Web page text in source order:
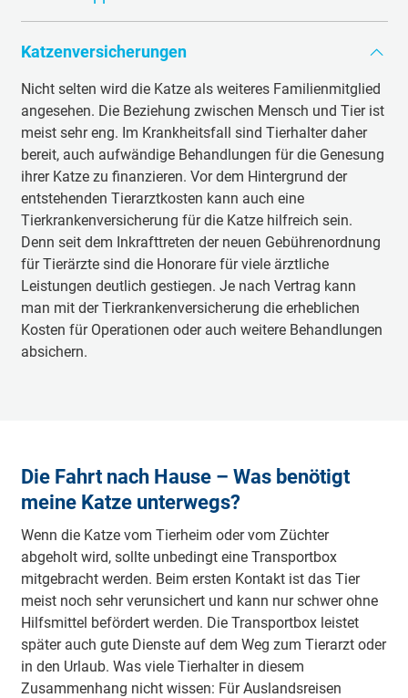
welche Katzenstreu bei ihnen eingesetzt wird. Die
ins neue Umfeld erheblich erleichtern. Katzen sind
ausgeprägte Gewohnheitstiere.
Entsprechend groß ist das Produktangebot im
Fachhandel. Manches Katzenspielzeug funktioniert
sogar elektrisch.Oft lösen aber auch simple
echte Begeisterung aus.
regelmäßig mit Bürsten, Kämmen oder
Katzen diese Art der Führsorge. Zum anderen ist die
regelmäßige Fellpflege bei bestimmten Katzenrassenmit
langem Fell eine unvermeidliche Notwendigkeit. In
diesem Zusammenhang kann auch eine Fusselrolle für
die Polstermöbel gute Dienste leisten.
vielleicht auch bereit, den Einbau einer Katzenklappe zu
Gewinn an Eigenständigkeit. In der Stadt ist diese Art von
Freigang allerdings meist nicht möglich oder einfach zu
gefährlich. Hier müssen Katzen mit gezielten
Vorsorgemaßnahmen am Verlassen der heimischen
Räumlichkeiten gehindert werden. Für offenstehende
Fenster sind spezielle Schutzgitter erhältlich. Ein
Sicherungsnetz hält die Katze auf dem Balkon davon ab,
über die Brüstung in andere Stockwerke oder auf das
Dach zu klettern.
Katzenversicherungen
Nicht selten wird die Katze als weiteres Familienmitglied
angesehen. Die Beziehung zwischen Mensch und Tier ist
meist sehr eng. Im Krankheitsfall sind Tierhalter daher
bereit, auch aufwändige Behandlungen für die Genesung
ihrer Katze zu finanzieren. Vor dem Hintergrund der
entstehenden Tierarztkosten kann auch eine
Tierkrankenversicherung für die Katze hilfreich sein.
Denn seit dem Inkrafttreten der neuen Gebührenordnung
für Tierärzte sind die Honorare für viele ärztliche
Leistungen deutlich gestiegen. Je nach Vertrag kann
man mit der Tierkrankenversicherung die erheblichen
Kosten für Operationen oder auch weitere Behandlungen
absichern.
Die Fahrt nach Hause – Was benötigt
meine Katze unterwegs?
Wenn die Katze vom Tierheim oder vom Züchter
abgeholt wird, sollte unbedingt eine Transportbox
mitgebracht werden. Beim ersten Kontakt ist das Tier
meist noch sehr verunsichert und kann nur schwer ohne
Hilfsmittel befördert werden. Die Transportbox leistet
später auch gute Dienste auf dem Weg zum Tierarzt oder
in den Urlaub. Was viele Tierhalter in diesem
Zusammenhang nicht wissen: Für Auslandsreisen